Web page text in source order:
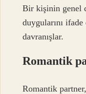
Bir kişinin genel
duygularını
davranışlar.
Romantik
Romantik